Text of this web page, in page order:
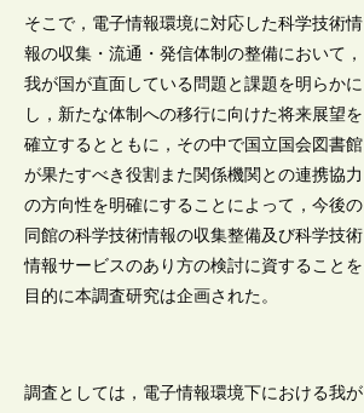
そこで，電子情報環境に対応した科学技術情
報の収集・流通・発信体制の整備において，
我が国が直面している問題と課題を明らかに
し，新たな体制への移行に向けた将来展望を
確立するとともに，その中で国立国会図書館
が果たすべき役割また関係機関との連携協力
の方向性を明確にすることによって，今後の
同館の科学技術情報の収集整備及び科学技術
情報サービスのあり方の検討に資することを
目的に本調査研究は企画された。
調査としては，電子情報環境下における我が